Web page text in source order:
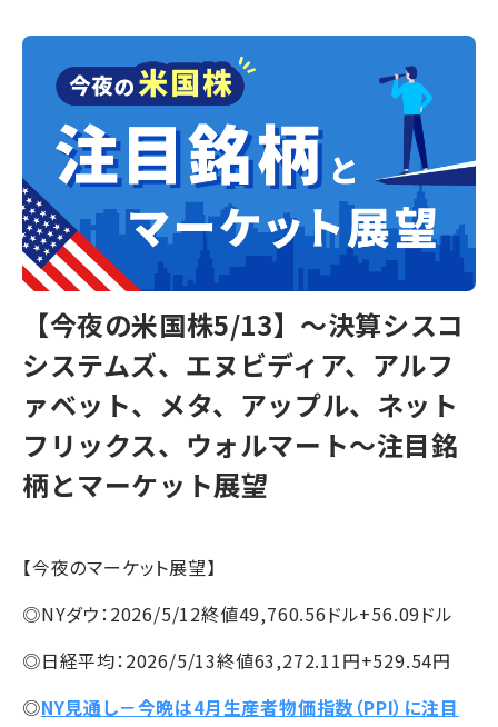
【今夜の米国株5/13】～決算シスコ
システムズ、エヌビディア、アルフ
ァベット、メタ、アップル、ネット
フリックス、ウォルマート～注目銘
柄とマーケット展望
【今夜のマーケット展望】
◎NYダウ：2026/5/12終値49,760.56ドル+56.09ドル
◎日経平均：2026/5/13終値63,272.11円+529.54円
◎NY見通し－今晩は4月生産者物価指数（PPI）に注目